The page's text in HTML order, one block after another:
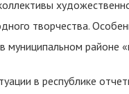
творчества.
муниципальном районе
в республике